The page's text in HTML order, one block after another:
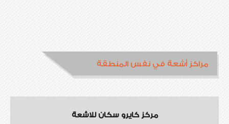
مراكز أشعة في نفس المنطقة
مركز كايرو سكان للاشعة